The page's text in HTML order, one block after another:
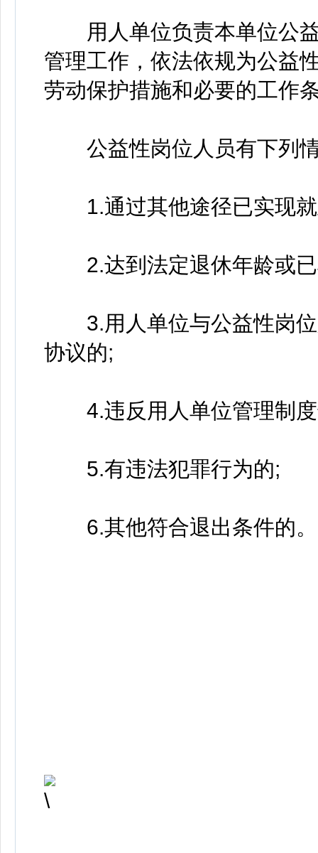
用人单位负责本单位公益
管理工作，依法依规为公益
劳动保护措施和必要的工作
公益性岗位人员有下列情
1.通过其他途径已实现就
2.达到法定退休年龄或已
3.用人单位与公益性岗位
协议的;
4.违反用人单位管理制度
5.有违法犯罪行为的;
6.其他符合退出条件的。